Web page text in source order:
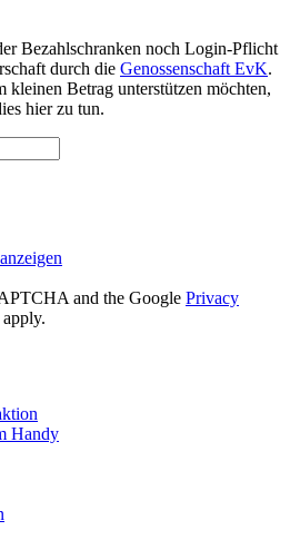
Bezahlschranken noch Login-Pflicht
durch die Genossenschaft EvK.
kleinen Betrag unterstützen möchten,
hier zu tun.
and the Google Privacy
apply.
Handy